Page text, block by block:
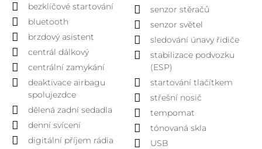
bezklíčové startování
bluetooth
brzdový asistent
centrál dálkový
centrální zamykání
deaktivace airbagu
spolujezdce
dělená zadní sedadla
denní svícení
digitální příjem rádia
senzor stěračů
senzor světel
sledování únavy řidiče
stabilizace podvozku
(ESP)
startování tlačítkem
střešní nosič
tempomat
tónovaná skla
USB